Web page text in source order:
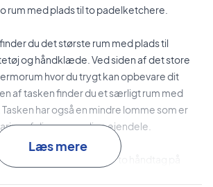
rum med plads til to padelketchere.
du det største rum med plads til
og håndklæde. Ved siden af det store
hvor du trygt kan opbevare dit
af tasken finder du et særligt rum med
har også en mindre lomme som er
af dine personlige ejendele.
i hånden ved hjælp af de to håndtag på
Læs mere